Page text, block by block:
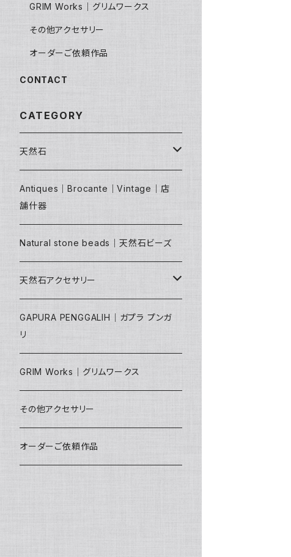
GRIM Works｜グリムワークス
その他アクセサリー
オーダーご依頼作品
CONTACT
CATEGORY
天然石
原石｜クラスター｜鉱物標本
天然石ルース｜カボション
磨き石（ポリッシュ）｜インテリアストー
ン
天然石雑貨｜浄化グッズ
Antiques｜Brocante｜Vintage｜店
舗什器
Natural stone beads｜天然石ビーズ
天然石アクセサリー
ピアス｜イヤリング
ブレスレット
ネックレス｜PT
リング｜指輪
GAPURA PENGGALIH｜ガプラ プンガ
リ
GRIM Works｜グリムワークス
その他アクセサリー
オーダーご依頼作品